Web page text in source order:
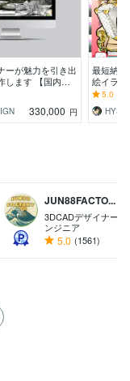
ーが魅力を引き出
します 【国内外
ィングを考えた
ザイン330,000 円
最短納
絵イラ
やデジ
の対応
5.0
JUN88FACTO...
3DCADデザイナー
ンジニア
5.0 (1561)